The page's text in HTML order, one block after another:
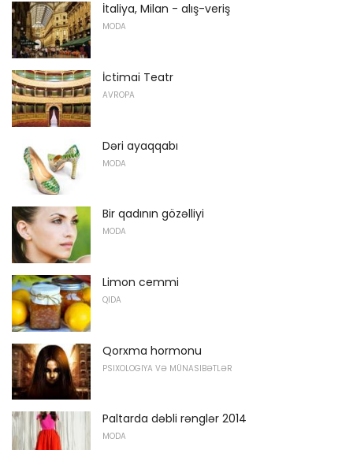
İtaliya, Milan - alış-veriş
MODA
İctimai Teatr
AVROPA
Dəri ayaqqabı
MODA
Bir qadının gözəlliyi
MODA
Limon cemmi
QIDA
Qorxma hormonu
PSIXOLOGIYA VƏ MÜNASIBƏTLƏR
Paltarda dəbli rənglər 2014
MODA